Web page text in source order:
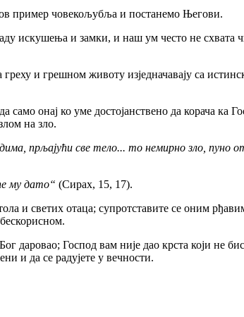
пример човекољубља и постанемо Његови.
и замки, и наш ум често не схвата
и грешном животу изједначавају са
онај ко уме достојанствено да корача ка
на зло.
прљајући све тело... то немирно зло, пуно
му дато“ (Сирах, 15, 17).
светих отаца; супротставите се оним
Господ вам није дао крста који не
и да се радујете у вечности.